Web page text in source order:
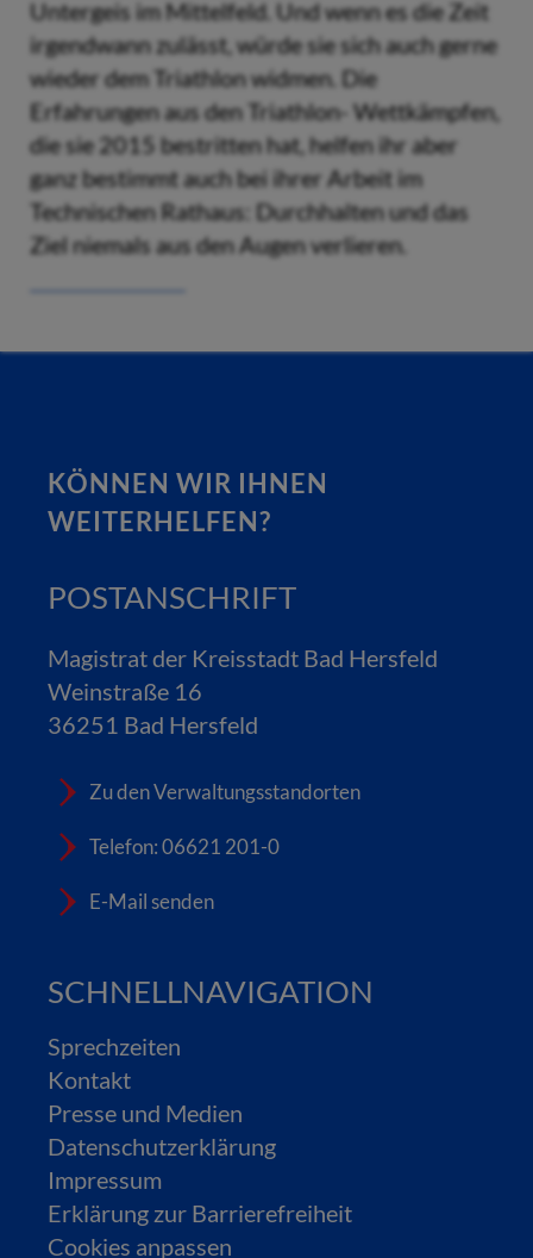
Untergeis im Mittelfeld. Und wenn es die Zeit
irgendwann zulässt, würde sie sich auch gerne
wieder dem Triathlon widmen. Die
Erfahrungen aus den Triathlon- Wettkämpfen,
die sie 2015 bestritten hat, helfen ihr aber
ganz bestimmt auch bei ihrer Arbeit im
Technischen Rathaus: Durchhalten und das
Ziel niemals aus den Augen verlieren.
KÖNNEN WIR IHNEN
WEITERHELFEN?
POSTANSCHRIFT
Magistrat der Kreisstadt Bad Hersfeld
Weinstraße 16
36251 Bad Hersfeld
Zu den Verwaltungsstandorten
Telefon: 06621 201-0
E-Mail senden
SCHNELLNAVIGATION
Sprechzeiten
Kontakt
Presse und Medien
Datenschutzerklärung
Impressum
Erklärung zur Barrierefreiheit
Cookies anpassen